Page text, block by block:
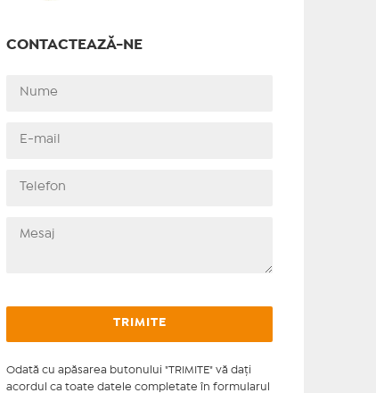
CONTACTEAZĂ-NE
Odată cu apăsarea butonului "TRIMITE" vă daţi
acordul ca toate datele completate în formularul